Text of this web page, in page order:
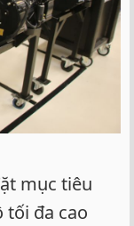
mục tiêu
tối đa cao